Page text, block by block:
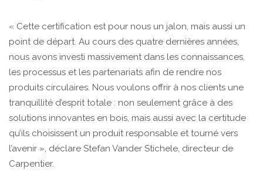
« Cette certification est pour nous un jalon, mais aussi un
point de départ. Au cours des quatre dernières années,
nous avons investi massivement dans les connaissances,
les processus et les partenariats afin de rendre nos
produits circulaires. Nous voulons offrir à nos clients une
tranquillité d’esprit totale : non seulement grâce à des
solutions innovantes en bois, mais aussi avec la certitude
qu’ils choisissent un produit responsable et tourné vers
l’avenir », déclare Stefan Vander Stichele, directeur de
Carpentier.